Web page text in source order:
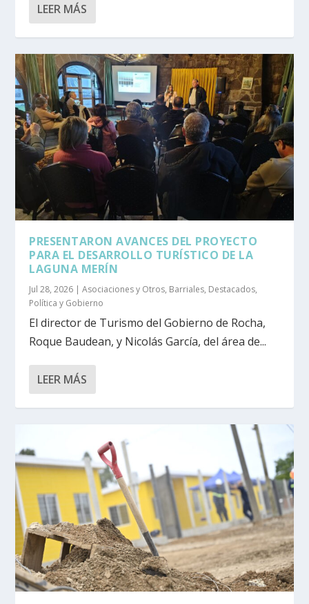
LEER MÁS
PRESENTARON AVANCES DEL PROYECTO
PARA EL DESARROLLO TURÍSTICO DE LA
LAGUNA MERÍN
Jul 28, 2026 |Asociaciones y Otros, Barriales, Destacados,
Política y Gobierno
El director de Turismo del Gobierno de Rocha,
Roque Baudean, y Nicolás García, del área de...
LEER MÁS